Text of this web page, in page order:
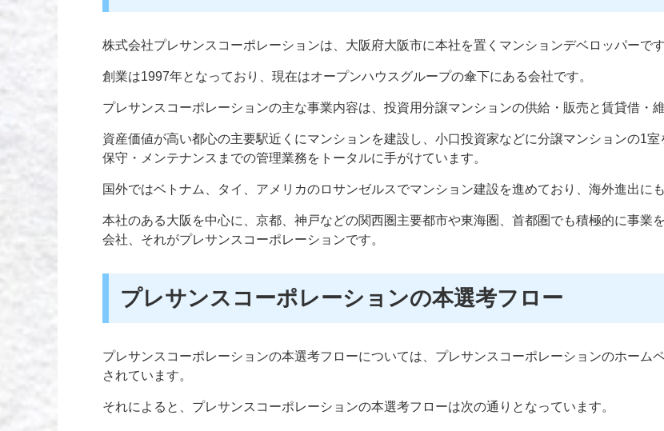
株式会社プレサンスコーポレーションは、大阪府大阪市に本社を置くマンションデベロッパーです
創業は1997年となっており、現在はオープンハウスグループの傘下にある会社です。
プレサンスコーポレーションの主な事業内容は、投資用分譲マンションの供給・販売と賃貸借・
資産価値が高い都心の主要駅近くにマンションを建設し、小口投資家などに分譲マンションの1
保守・メンテナンスまでの管理業務をトータルに手がけています。
国外ではベトナム、タイ、アメリカのロサンゼルスでマンション建設を進めており、海外進出にも
本社のある大阪を中心に、京都、神戸などの関西圏主要都市や東海圏、首都圏でも積極的に事業
会社、それがプレサンスコーポレーションです。
プレサンスコーポレーションの本選考フロー
プレサンスコーポレーションの本選考フローについては、プレサンスコーポレーションのホーム
されています。
それによると、プレサンスコーポレーションの本選考フローは次の通りとなっています。